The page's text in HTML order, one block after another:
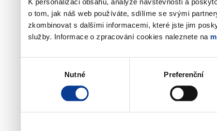
o tom, jak náš web používáte, sdílíme se svými
zkombinovat s dalšími informacemi, které jste jim
služby. Informace o zpracování cookies naleznete na
Nutné Preferenční